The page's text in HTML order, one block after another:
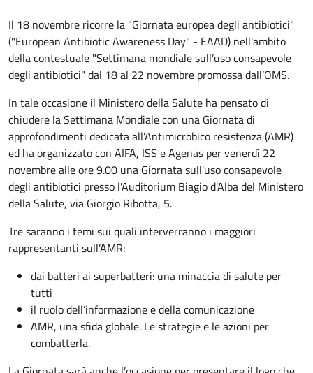
Il 18 novembre ricorre la "Giornata europea degli antibiotici"
("European Antibiotic Awareness Day" - EAAD) nell'ambito
della contestuale "Settimana mondiale sull’uso consapevole
degli antibiotici" dal 18 al 22 novembre promossa dall’OMS.
In tale occasione il Ministero della Salute ha pensato di
chiudere la Settimana Mondiale con una Giornata di
approfondimenti dedicata all’Antimicrobico resistenza (AMR)
ed ha organizzato con AIFA, ISS e Agenas per venerdì 22
novembre alle ore 9.00 una Giornata sull'uso consapevole
degli antibiotici presso l'Auditorium Biagio d'Alba del Ministero
della Salute, via Giorgio Ribotta, 5.
Tre saranno i temi sui quali interverranno i maggiori
rappresentanti sull’AMR:
dai batteri ai superbatteri: una minaccia di salute per
tutti
il ruolo dell’informazione e della comunicazione
AMR, una sfida globale. Le strategie e le azioni per
combatterla.